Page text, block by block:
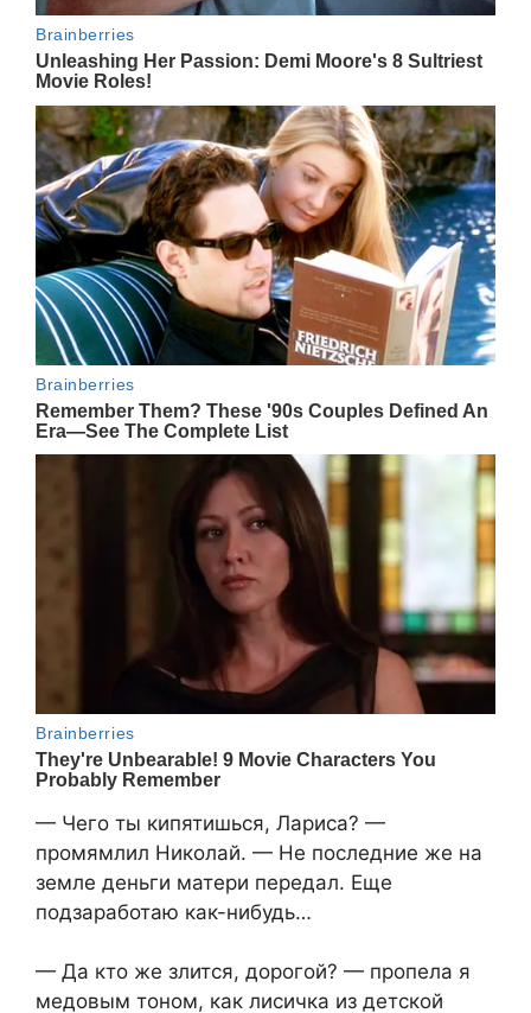
— Чего ты кипятишься, Лариса? —
промямлил Николай. — Не последние же на
земле деньги матери передал. Еще
подзаработаю как-нибудь…
— Да кто же злится, дорогой? — пропела я
медовым тоном, как лисичка из детской